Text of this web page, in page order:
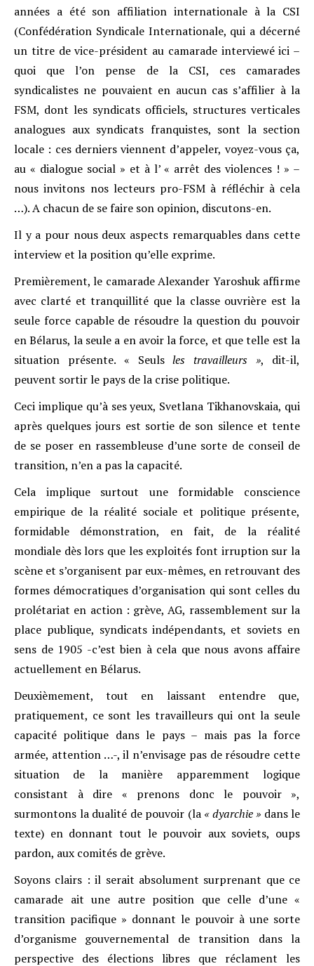
années a été son affiliation internationale à la CSI
(Confédération Syndicale Internationale, qui a décerné
un titre de vice-président au camarade interviewé ici –
quoi que l’on pense de la CSI, ces camarades
syndicalistes ne pouvaient en aucun cas s’affilier à la
FSM, dont les syndicats officiels, structures verticales
analogues aux syndicats franquistes, sont la section
locale : ces derniers viennent d’appeler, voyez-vous ça,
au « dialogue social » et à l’ « arrêt des violences ! » –
nous invitons nos lecteurs pro-FSM à réfléchir à cela
…). A chacun de se faire son opinion, discutons-en.
Il y a pour nous deux aspects remarquables dans cette
interview et la position qu’elle exprime.
Premièrement, le camarade Alexander Yaroshuk affirme
avec clarté et tranquillité que la classe ouvrière est la
seule force capable de résoudre la question du pouvoir
en Bélarus, la seule a en avoir la force, et que telle est la
situation présente. « Seulsles travailleurs », dit-il,
peuvent sortir le pays de la crise politique.
Ceci implique qu’à ses yeux, Svetlana Tikhanovskaia, qui
après quelques jours est sortie de son silence et tente
de se poser en rassembleuse d’une sorte de conseil de
transition, n’en a pas la capacité.
Cela implique surtout une formidable conscience
empirique de la réalité sociale et politique présente,
formidable démonstration, en fait, de la réalité
mondiale dès lors que les exploités font irruption sur la
scène et s’organisent par eux-mêmes, en retrouvant des
formes démocratiques d’organisation qui sont celles du
prolétariat en action : grève, AG, rassemblement sur la
place publique, syndicats indépendants, et soviets en
sens de 1905 -c’est bien à cela que nous avons affaire
actuellement en Bélarus.
Deuxièmement, tout en laissant entendre que,
pratiquement, ce sont les travailleurs qui ont la seule
capacité politique dans le pays – mais pas la force
armée, attention …-, il n’envisage pas de résoudre cette
situation de la manière apparemment logique
consistant à dire « prenons donc le pouvoir »,
surmontons la dualité de pouvoir (la « dyarchie » dans le
texte) en donnant tout le pouvoir aux soviets, oups
pardon, aux comités de grève.
Soyons clairs : il serait absolument surprenant que ce
camarade ait une autre position que celle d’une «
transition pacifique » donnant le pouvoir à une sorte
d’organisme gouvernemental de transition dans la
perspective des élections libres que réclament les